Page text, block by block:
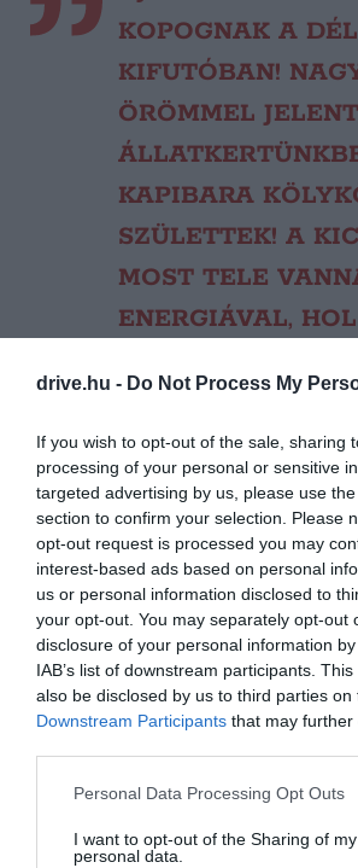
drive.hu - Do Not Process My
If you wish to opt-out of the sale, sharing
processing of your personal or sensitive
targeted advertising by us, please use
section to confirm your selection. Please
opt-out request is processed you may
interest-based ads based on personal
us or personal information disclosed to
your opt-out. You may separately opt-out
disclosure of your personal information
IAB’s list of downstream participants.
also be disclosed by us to third parties on
Downstream Participants that may
Please note that this website/app uses
not limited to your visit or usage
grant or deny consent to Google and its
Personal Data Processing Opt Outs
I want to opt-out of the Sharing of my
personal data.
KOPOGNAK A
KIFUTÓBAN!
ÖRÖMMEL
KAPIBARA
SZÜLETTEK! A
MOST TELE
ENERGIÁVAL,
PIHENŐHELYET
HOL A
UGRANAK BE
NYOMÁBAN.
KÖSZÖNTSD TE
JÖVEVÉNYEKET!
olvashatóaz állatkert Facebook-
A kicsiket már bárki
személyzet egy videót is